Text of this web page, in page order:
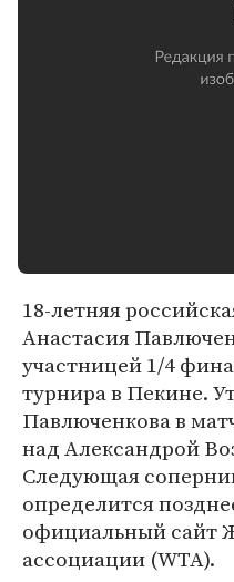
18-летняя
Анастасия
участницей 1/4
турнира в Пекине.
Павлюченкова в
над Александрой
Следующая
определится
официальный сайт
ассоциации (WTA).